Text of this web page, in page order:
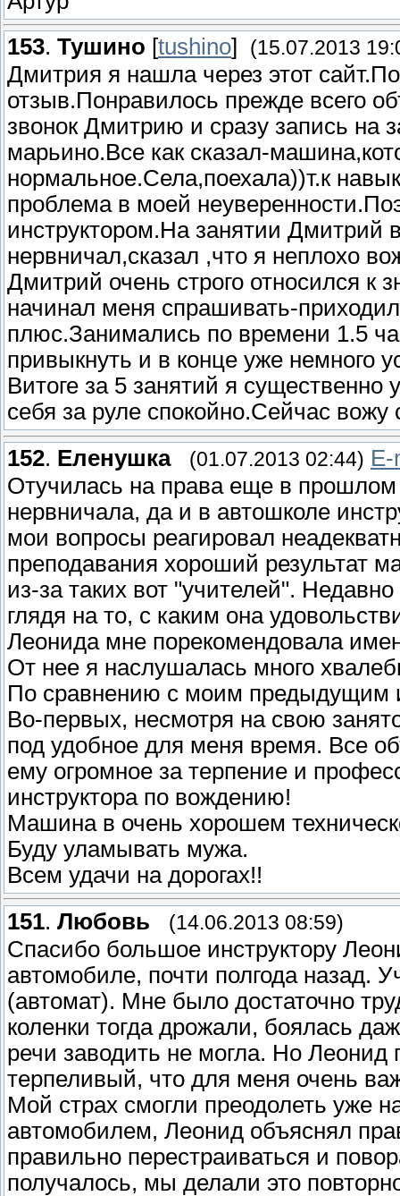
153. Тушино [tushino] (15.07.2013
Дмитрия я нашла через этот
отзыв.Понравилось прежде всего
звонок Дмитрию и сразу запись на
марьино.Все как сказал-
нормальное.Села,поехала))т.к
проблема в моей
инструктором.На занятии Дмитрий
нервничал,сказал ,что я неплохо
Дмитрий очень строго относился к
начинал меня спрашивать-
плюс.Занимались по времени 1.5
привыкнуть и в конце уже немного
Витоге за 5 занятий я
себя за руле спокойно.Сейчас
152. Еленушка (01.07.2013 02:44) E-
Отучилась на права еще в прошлом
нервничала, да и в автошколе
мои вопросы реагировал
преподавания хороший результат
из-за таких вот "учителей".
глядя на то, с каким она
Леонида мне порекомендовала
От нее я наслушалась много
По сравнению с моим предыдущим
Во-первых, несмотря на свою
под удобное для меня время. Все
ему огромное за терпение и
инструктора по вождению!
Машина в очень хорошем
Буду уламывать мужа.
Всем удачи на дорогах!!
151. Любовь (14.06.2013 08:59)
Спасибо большое инструктору
автомобиле, почти полгода назад.
(автомат). Мне было достаточно
коленки тогда дрожали, боялась
речи заводить не могла. Но
терпеливый, что для меня очень
Мой страх смогли преодолеть уже
автомобилем, Леонид объяснял
правильно перестраиваться и
получалось, мы делали это